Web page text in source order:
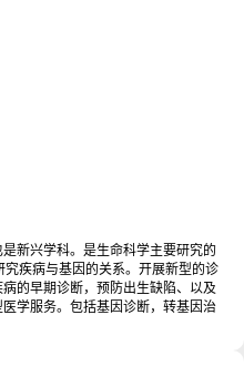
新兴学科。是生命科学主要研究的
疾病与基因的关系。开展新型的诊
的早期诊断，预防出生缺陷、以及
学服务。包括基因诊断，转基因治